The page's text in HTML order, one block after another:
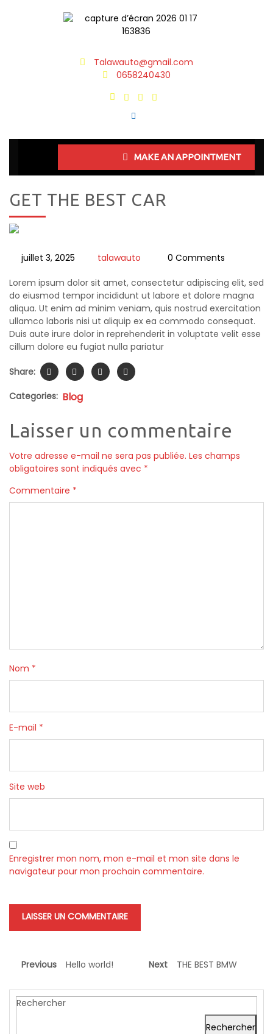
Talawauto@gmail.com
0658240430
MAKE AN APPOINTMENT
GET THE BEST CAR
juillet 3, 2025 talawauto 0 Comments
Lorem ipsum dolor sit amet, consectetur adipiscing elit, sed
do eiusmod tempor incididunt ut labore et dolore magna
aliqua. Ut enim ad minim veniam, quis nostrud exercitation
ullamco laboris nisi ut aliquip ex ea commodo consequat.
Duis aute irure dolor in reprehenderit in voluptate velit esse
cillum dolore eu fugiat nulla pariatur
Share:
Categories: Blog
Laisser un commentaire
Votre adresse e-mail ne sera pas publiée. Les champs
obligatoires sont indiqués avec *
Commentaire *
Nom *
E-mail *
Site web
Enregistrer mon nom, mon e-mail et mon site dans le
navigateur pour mon prochain commentaire.
Previous Hello world! Next THE BEST BMW
Rechercher
Rechercher